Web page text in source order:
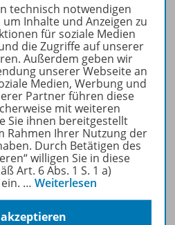
Service
technisch notwendigen
Inhalte und Anzeigen zu
für soziale Medien
die Zugriffe auf unserer
Außerdem geben wir
unserer Webseite an
Medien, Werbung und
Partner führen diese
mit weiteren
Sie ihnen bereitgestellt
Rahmen Ihrer Nutzung der
Durch Betätigen des
willigen Sie in diese
Art. 6 Abs. 1 S. 1 a)
… Weiterlesen